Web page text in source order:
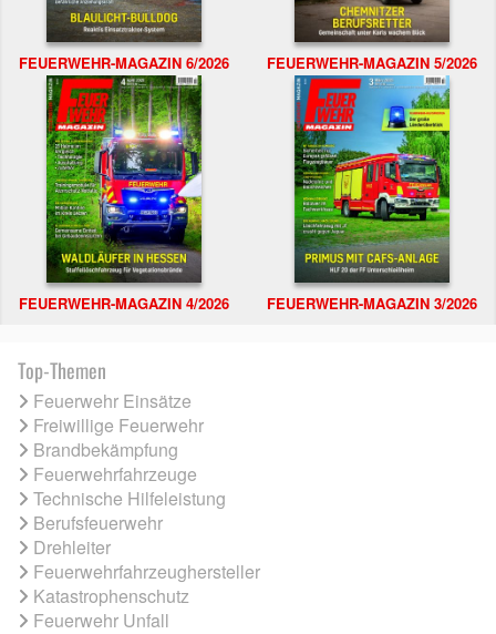
FEUERWEHR-MAGAZIN 6/2026 FEUERWEHR-MAGAZIN 5/2026
FEUERWEHR-MAGAZIN 4/2026 FEUERWEHR-MAGAZIN 3/2026
Top-Themen
Feuerwehr Einsätze
Freiwillige Feuerwehr
Brandbekämpfung
Feuerwehrfahrzeuge
Technische Hilfeleistung
Berufsfeuerwehr
Drehleiter
Feuerwehrfahrzeughersteller
Katastrophenschutz
Feuerwehr Unfall